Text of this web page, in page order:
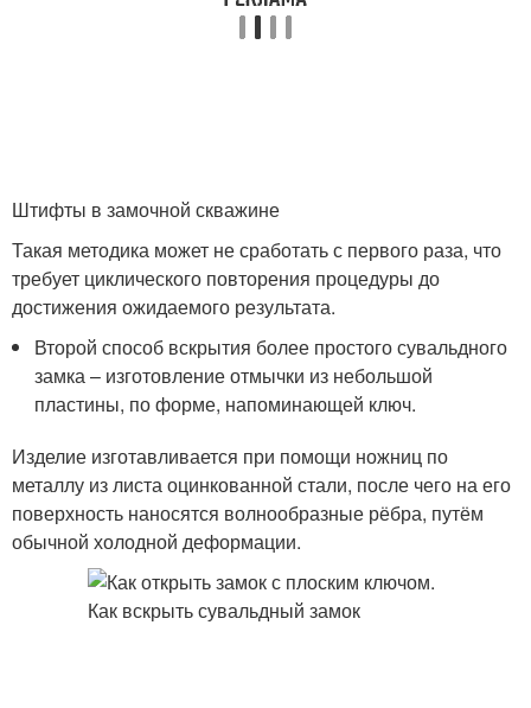
Штифты в замочной скважине
Такая методика может не сработать с первого раза, что
требует циклического повторения процедуры до
достижения ожидаемого результата.
Второй способ вскрытия более простого сувальдного
замка – изготовление отмычки из небольшой
пластины, по форме, напоминающей ключ.
Изделие изготавливается при помощи ножниц по
металлу из листа оцинкованной стали, после чего на его
поверхность наносятся волнообразные рёбра, путём
обычной холодной деформации.